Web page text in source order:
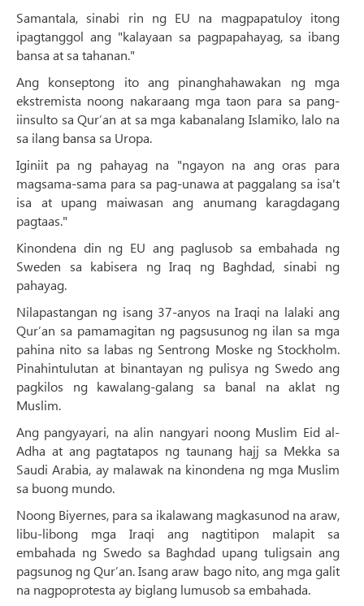
Samantala, sinabi rin ng EU na magpapatuloy itong
ipagtanggol ang "kalayaan sa pagpapahayag, sa ibang
bansa at sa tahanan."
Ang konseptong ito ang pinanghahawakan ng mga
ekstremista noong nakaraang mga taon para sa pang-
iinsulto sa Qur’an at sa mga kabanalang Islamiko, lalo na
sa ilang bansa sa Uropa.
Iginiit pa ng pahayag na "ngayon na ang oras para
magsama-sama para sa pag-unawa at paggalang sa isa't
isa at upang maiwasan ang anumang karagdagang
pagtaas."
Kinondena din ng EU ang paglusob sa embahada ng
Sweden sa kabisera ng Iraq ng Baghdad, sinabi ng
pahayag.
Nilapastangan ng isang 37-anyos na Iraqi na lalaki ang
Qur’an sa pamamagitan ng pagsusunog ng ilan sa mga
pahina nito sa labas ng Sentrong Moske ng Stockholm.
Pinahintulutan at binantayan ng pulisya ng Swedo ang
pagkilos ng kawalang-galang sa banal na aklat ng
Muslim.
Ang pangyayari, na alin nangyari noong Muslim Eid al-
Adha at ang pagtatapos ng taunang hajj sa Mekka sa
Saudi Arabia, ay malawak na kinondena ng mga Muslim
sa buong mundo.
Noong Biyernes, para sa ikalawang magkasunod na araw,
libu-libong mga Iraqi ang nagtitipon malapit sa
embahada ng Swedo sa Baghdad upang tuligsain ang
pagsunog ng Qur’an. Isang araw bago nito, ang mga galit
na nagpoprotesta ay biglang lumusob sa embahada.